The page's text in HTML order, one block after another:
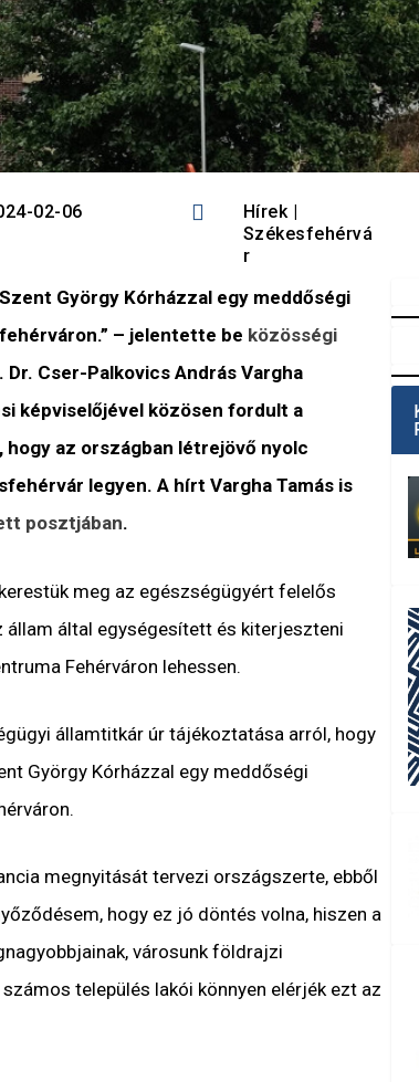
02-06  Hírek|
Székesfehérvá
r
György Kórházzal egy meddőségi
– jelentette be közösségi
Cser-Palkovics András Vargha
képviselőjével közösen fordult a
az országban létrejövő nyolc
legyen. A hírt Vargha Tamás is
posztjában.
meg az egészségügyért felelős
által egységesített és kiterjeszteni
Fehérváron lehessen.
államtitkár úr tájékoztatása arról, hogy
György Kórházzal egy meddőségi
megnyitását tervezi országszerte, ebből
hogy ez jó döntés volna, hiszen a
városunk földrajzi
település lakói könnyen elérjék ezt az